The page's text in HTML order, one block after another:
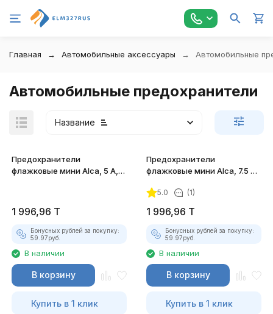
Главная Автомобильные аксессуары Автомобильные
Автомобильные предохранители
Название
Предохранители
флажковые мини Alca, 5 А,
1 996,96 T
Бонусных рублей за покупку:
59.97руб.
В наличии
В корзину
Купить в 1 клик
Предохранители
флажковые мини Alca, 7.5 А,
5.0 (1)
1 996,96 T
Бонусных рублей за покупку:
59.97руб.
В наличии
В корзину
Купить в 1 клик